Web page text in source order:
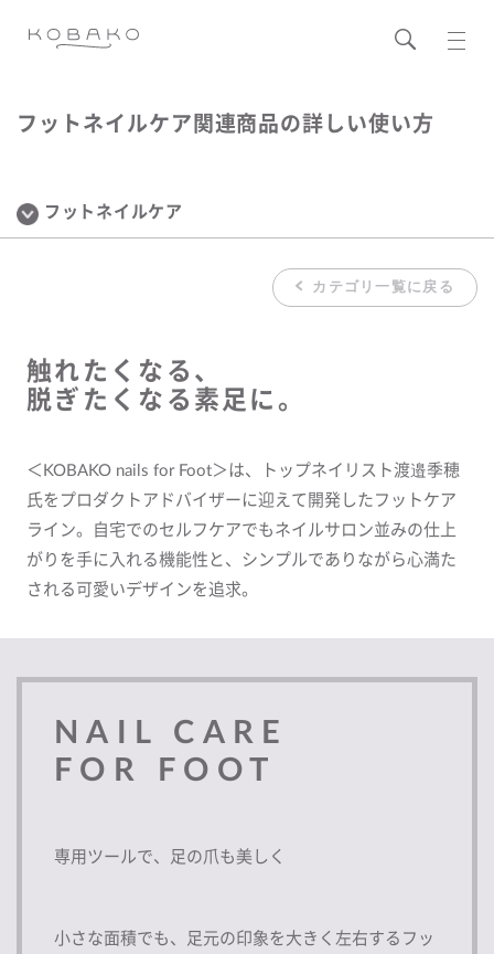
フットネイルケア関連商品の詳しい使い方
フットネイルケア
カテゴリ一覧に戻る
触れたくなる、
脱ぎたくなる素足に。
＜KOBAKO nails for Foot＞は、トップネイリスト渡邉季穂
氏をプロダクトアドバイザーに迎えて開発したフットケア
ライン。自宅でのセルフケアでもネイルサロン並みの仕上
がりを手に入れる機能性と、シンプルでありながら心満た
される可愛いデザインを追求。
NAIL CARE
FOR FOOT
専用ツールで、足の爪も美しく
小さな面積でも、足元の印象を大きく左右するフッ